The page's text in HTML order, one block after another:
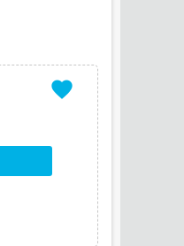
favorite